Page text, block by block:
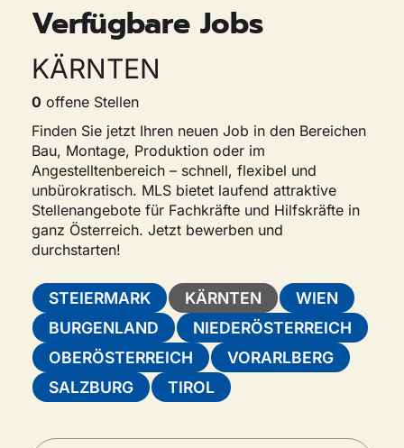
Verfügbare Jobs
KÄRNTEN
0 offene Stellen
Finden Sie jetzt Ihren neuen Job in den Bereichen
Bau, Montage, Produktion oder im
Angestelltenbereich – schnell, flexibel und
unbürokratisch. MLS bietet laufend attraktive
Stellenangebote für Fachkräfte und Hilfskräfte in
ganz Österreich. Jetzt bewerben und
durchstarten!
STEIERMARK KÄRNTEN
WIEN
BURGENLAND
NIEDERÖSTERREICH
OBERÖSTERREICH
VORARLBERG
SALZBURG
TIROL